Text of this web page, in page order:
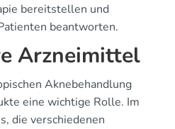
bereitstellen und
beantworten.
Arzneimittel
Aknebehandlung
eine wichtige Rolle. Im
die verschiedenen